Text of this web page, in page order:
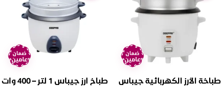
ضمان
عامين
طباخة الأرز الكهربائية جيباس
ضمان
عامين
طباخ ارز جيباس 1 لتر – 400 وات